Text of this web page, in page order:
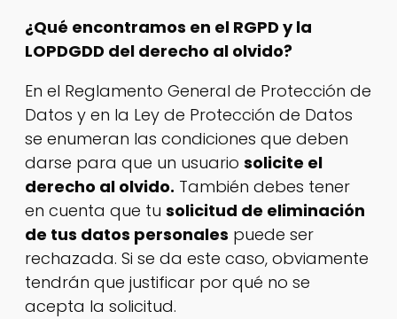
¿Qué encontramos en el RGPD y la
LOPDGDD del derecho al olvido?
En el Reglamento General de Protección de
Datos y en la Ley de Protección de Datos
se enumeran las condiciones que deben
darse para que un usuario solicite el
derecho al olvido. También debes tener
en cuenta que tu solicitud de eliminación
de tus datos personales puede ser
rechazada. Si se da este caso, obviamente
tendrán que justificar por qué no se
acepta la solicitud.